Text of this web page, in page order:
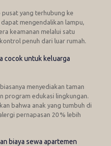
pusat yang terhubung ke
mengendalikan lampu,
keamanan melalui satu
penuh dari luar rumah.
cocok untuk keluarga
menyediakan taman
program edukasi lingkungan.
bahwa anak yang tumbuh di
pernapasan 20 % lebih
biaya sewa apartemen